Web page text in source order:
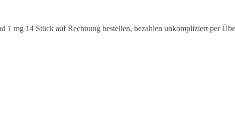
mg 14 Stück auf Rechnung bestellen, bezahlen unkompliziert per